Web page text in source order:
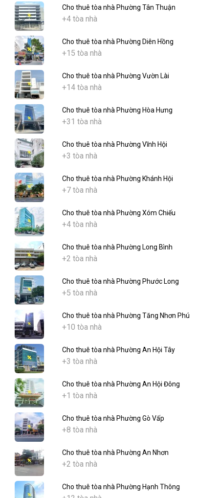
Cho thuê tòa nhà Phường Tân Thuận
+4 tòa nhà
Cho thuê tòa nhà Phường Diên Hồng
+15 tòa nhà
Cho thuê tòa nhà Phường Vườn Lài
+14 tòa nhà
Cho thuê tòa nhà Phường Hòa Hưng
+31 tòa nhà
Cho thuê tòa nhà Phường Vĩnh Hội
+3 tòa nhà
Cho thuê tòa nhà Phường Khánh Hội
+7 tòa nhà
Cho thuê tòa nhà Phường Xóm Chiếu
+4 tòa nhà
Cho thuê tòa nhà Phường Long Bình
+2 tòa nhà
Cho thuê tòa nhà Phường Phước Long
+5 tòa nhà
Cho thuê tòa nhà Phường Tăng Nhơn Phú
+10 tòa nhà
Cho thuê tòa nhà Phường An Hội Tây
+3 tòa nhà
Cho thuê tòa nhà Phường An Hội Đông
+1 tòa nhà
Cho thuê tòa nhà Phường Gò Vấp
+8 tòa nhà
Cho thuê tòa nhà Phường An Nhơn
+2 tòa nhà
Cho thuê tòa nhà Phường Hạnh Thông